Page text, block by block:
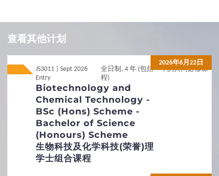
Local JUPAS
Local Non-JUPAS Year 1
Non-Local International / Other Qualification
Non-Local 內地应届高考生
无需附加文件
Local JUPAS
Local Non-JUPAS Year 1
Non-Local
International / Other
Qualification
Non-Local 內地应届高考生
查看其他计划
JS3011 | Sept 2026
Entry
全日制, 4 年 (包括一年的共同必修课
程)
Biotechnology and
Chemical Technology -
BSc (Hons) Scheme -
Bachelor of Science
(Honours) Scheme
生物科技及化学科技(荣誉)理
学士组合课程
2026年6月22日